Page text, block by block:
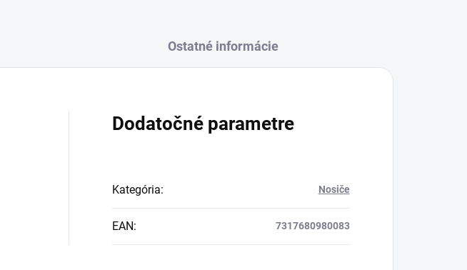
Ostatné informácie
Dodatočné parametre
Kategória: Nosiče
EAN: 7317680980083